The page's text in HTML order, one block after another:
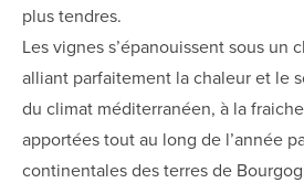
plus tendres.
Les vignes s’épanouissent sous un
alliant parfaitement la chaleur et le
du climat méditerranéen, à la
apportées tout au long de l’année
continentales des terres de